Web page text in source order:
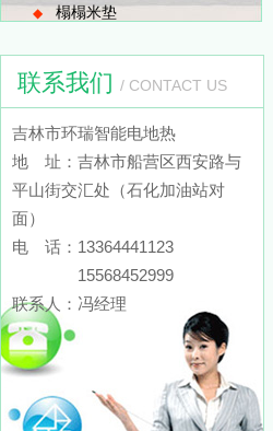
◆ 榻榻米垫
联系我们 / CONTACT US
吉林市环瑞智能电地热
地 址：吉林市船营区西安路与
平山街交汇处（石化加油站对
面）
电 话：13364441123
15568452999
联系人：冯经理